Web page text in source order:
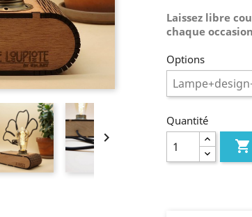

Laissez libre
chaque
Options
Quantité
